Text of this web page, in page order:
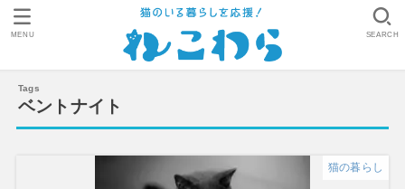
SEARCH
MENU
ベントナイト
猫の暮らし